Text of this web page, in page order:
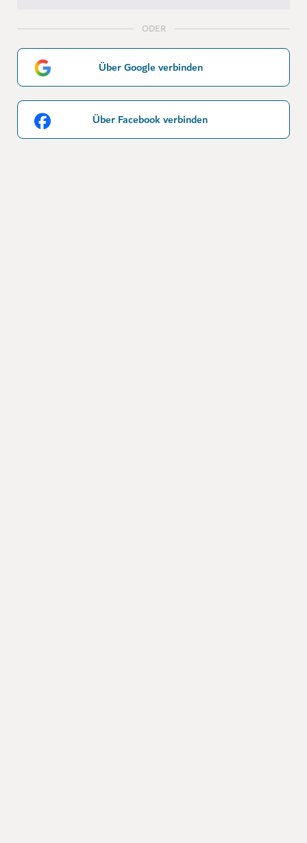
ODER
Über Google verbinden
Über Facebook verbinden